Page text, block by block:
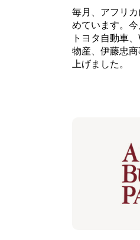
毎月、アフリ
めています。今
トヨタ自動車
物産、伊藤忠
上げました。